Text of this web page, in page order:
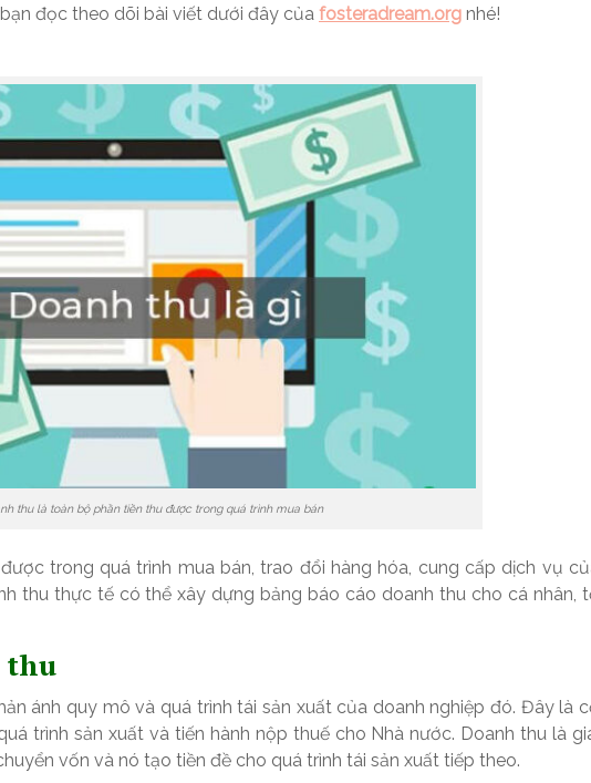
đọc theo dõi bài viết dưới đây của fosteradream.org nhé!
thu là toàn bộ phần tiền thu được trong quá trình mua bán
trong quá trình mua bán, trao đổi hàng hóa, cung cấp dịch vụ
thu thực tế có thể xây dựng bảng báo cáo doanh thu cho cá nhân,
thu
ánh quy mô và quá trình tái sản xuất của doanh nghiệp đó. Đây là
trình sản xuất và tiến hành nộp thuế cho Nhà nước. Doanh thu là
vốn và nó tạo tiền đề cho quá trình tái sản xuất tiếp theo.